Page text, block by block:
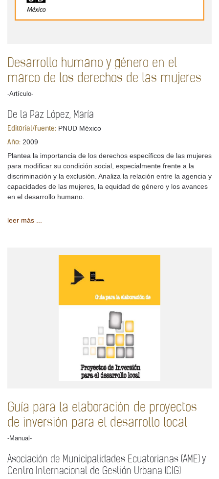
Desarrollo humano y género en el
marco de los derechos de las mujeres
-Artículo-
De la Paz López, María
Editorial/fuente: PNUD México
Año: 2009
Plantea la importancia de los derechos específicos de las mujeres
para modificar su condición social, especialmente frente a la
discriminación y la exclusión. Analiza la relación entre la agencia y
capacidades de las mujeres, la equidad de género y los avances
en el desarrollo humano.
leer más ...
Guía para la elaboración de proyectos
de inversión para el desarrollo local
-Manual-
Asociación de Municipalidades Ecuatorianas (AME) y
Centro Internacional de Gestión Urbana (CIG)